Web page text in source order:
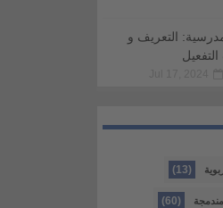
التعريف و
التفعيل
(13)
(60)